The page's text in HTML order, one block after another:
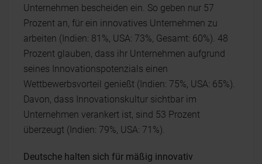
Unternehmen bescheiden ein. So geben nur 57
Prozent an, für ein innovatives Unternehmen zu
arbeiten (Indien: 81%, USA: 73%, Gesamt: 60%). 48
Prozent glauben, dass ihr Unternehmen aufgrund
seines Innovationspotenzials einen
Wettbewerbsvorteil genießt (Indien: 75%, USA: 65%).
Davon, dass Innovationskultur sichtbar im
Unternehmen verankert ist, sind 53 Prozent
überzeugt (Indien: 79%, USA: 71%).
Deutsche halten sich für mäßig innovativ